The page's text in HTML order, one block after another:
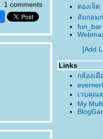
1 comments
ตองเจ็ด
ส้มกลม
fun_bar
[Add
Links
กล้องเมื
เวบคุณ
My